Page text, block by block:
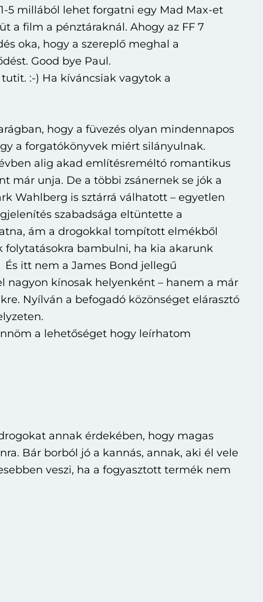
5 millából lehet forgatni egy Mad Max-et
a film a pénztáraknál. Ahogy az FF 7
oka, hogy a szereplő meghal a
Good bye Paul.
:-) Ha kíváncsiak vagytok a
hogy a füvezés olyan mindennapos
a forgatókönyvek miért silányulnak.
alig akad említésreméltó romantikus
már unja. De a többi zsánernek se jók a
Wahlberg is sztárrá válhatott – egyetlen
szabadsága eltüntette a
ám a drogokkal tompított elmékből
folytatásokra bambulni, ha kia akarunk
itt nem a James Bond jellegű
nagyon kínosak helyenként – hanem a már
Nyílván a befogadó közönséget elárasztó
a lehetőséget hogy leírhatom
annak érdekében, hogy magas
Bár borból jó a kannás, annak, aki él vele
veszi, ha a fogyasztott termék nem